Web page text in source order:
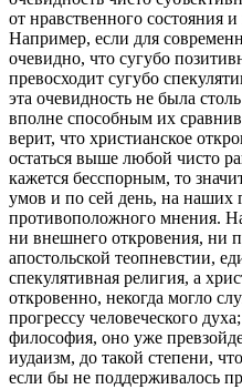
от нравственного состояния
Например, если для
очевидно, что сугубо
превосходит сугубо
эта очевидность не была
вполне способным их
верит, что христианское
остаться выше любой чисто
кажется бесспорным, то
умов и по сей день, на наших
противоположного мнения.
ни внешнего откровения, ни
апостольской теопневстии,
спекулятивная религия, а
откровенно, некогда могло
прогрессу человеческого
философия, оно уже
иудаизм, до такой степени,
если бы не поддерживалось